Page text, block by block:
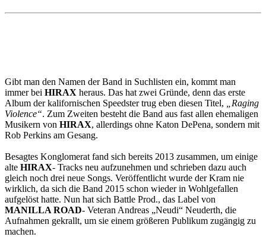
Gibt man den Namen der Band in Suchlisten ein, kommt man
immer bei HIRAX heraus. Das hat zwei Gründe, denn das erste
Album der kalifornischen Speedster trug eben diesen Titel,
„Raging
Violence“. Zum Zweiten besteht die Band aus fast allen ehemaligen
Musikern von HIRAX, allerdings ohne Katon DePena, sondern mit
Rob Perkins am Gesang.
Besagtes Konglomerat fand sich bereits 2013 zusammen, um einige
alte HIRAX- Tracks neu aufzunehmen und schrieben dazu auch
gleich noch drei neue Songs. Veröffentlicht wurde der Kram nie
wirklich, da sich die Band 2015 schon wieder in Wohlgefallen
aufgelöst hatte. Nun hat sich Battle Prod., das Label von
MANILLA ROAD- Veteran Andreas „Neudi“ Neuderth, die
Aufnahmen gekrallt, um sie einem größeren Publikum zugängig zu
machen.